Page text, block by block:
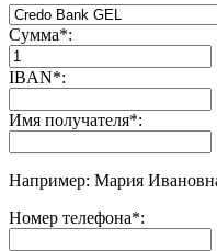
Сумма*:
IBAN*:
Имя получателя*:
Например: Мария
Номер телефона*: